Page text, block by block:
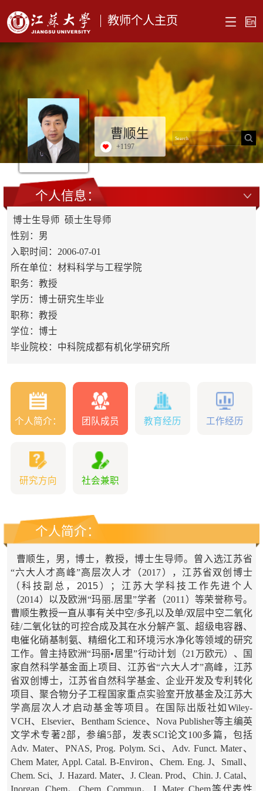
教师个人主页
曹顺生
+1197
个人信息：
博士生导师 硕士生导师
性别：男
入职时间：2006-07-01
所在单位：材料科学与工程学院
职务：教授
学历：博士研究生毕业
职称：教授
学位：博士
毕业院校：中科院成都有机化学研究所
个人简介： 团队成员 教育经历 工作经历
研究方向 社会兼职
个人简介：
曹顺生，男，博士，教授，博士生导师。曾入选江苏省
“六大人才高峰”高层次人才（2017），江苏省双创博士
（ 科技副总，2015）；江苏大学科技工作先进个人
（2014）以及欧洲“玛丽.居里”学者（2011）等荣誉称号。
曹顺生教授一直从事有关中空/多孔以及单/双层中空二氧化
硅/二氧化钛的可控合成及其在水分解产氢、超级电容器、
电催化硝基制氨、精细化工和环境污水净化等领域的研究
工作。曾主持欧洲“玛丽•居里”行动计划（21万欧元）、国
家自然科学基金面上项目、江苏省“六大人才”高峰，江苏
省双创博士，江苏省自然科学基金、企业开发及专利转化
项目、聚合物分子工程国家重点实验室开放基金及江苏大
学高层次人才启动基金等项目。在国际出版社如Wiley-
VCH、 Elsevier、 Bentham Science、 Nova Publisher等主编英
文学术专著2部，参编5部，发表SCI论文100多篇，包括
Adv. Mater、PNAS, Prog. Polym. Sci、 Adv. Funct. Mater、
Chem Mater, Appl. Catal. B-Environ、 Chem. Eng. J、 Small、
Chem. Sci、J. Hazard. Mater、J. Clean. Prod、 Chin. J. Catal、